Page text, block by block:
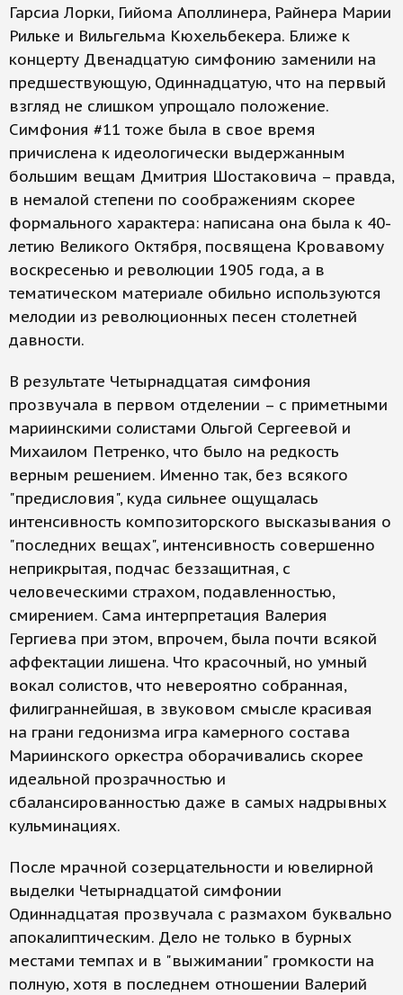
Гарсиа Лорки, Гийома Аполлинера, Райнера Марии
Рильке и Вильгельма Кюхельбекера. Ближе к
концерту Двенадцатую симфонию заменили на
предшествующую, Одиннадцатую, что на первый
взгляд не слишком упрощало положение.
Симфония #11 тоже была в свое время
причислена к идеологически выдержанным
большим вещам Дмитрия Шостаковича – правда,
в немалой степени по соображениям скорее
формального характера: написана она была к 40-
летию Великого Октября, посвящена Кровавому
воскресенью и революции 1905 года, а в
тематическом материале обильно используются
мелодии из революционных песен столетней
давности.
В результате Четырнадцатая симфония
прозвучала в первом отделении – с приметными
мариинскими солистами Ольгой Сергеевой и
Михаилом Петренко, что было на редкость
верным решением. Именно так, без всякого
"предисловия", куда сильнее ощущалась
интенсивность композиторского высказывания о
"последних вещах", интенсивность совершенно
неприкрытая, подчас беззащитная, с
человеческими страхом, подавленностью,
смирением. Сама интерпретация Валерия
Гергиева при этом, впрочем, была почти всякой
аффектации лишена. Что красочный, но умный
вокал солистов, что невероятно собранная,
филиграннейшая, в звуковом смысле красивая
на грани гедонизма игра камерного состава
Мариинского оркестра оборачивались скорее
идеальной прозрачностью и
сбалансированностью даже в самых надрывных
кульминациях.
После мрачной созерцательности и ювелирной
выделки Четырнадцатой симфонии
Одиннадцатая прозвучала с размахом буквально
апокалиптическим. Дело не только в бурных
местами темпах и в "выжимании" громкости на
полную, хотя в последнем отношении Валерий